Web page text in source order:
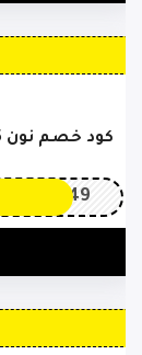
كود خصم نون 15 % تخفيض صالح على جميع المنتجات
OP149